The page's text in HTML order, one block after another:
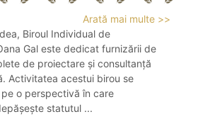
Arată mai multe >>
Biroul Individual de
Gal este dedicat furnizării de
de proiectare și consultanță
Activitatea acestui birou se
o perspectivă în care
statutul ...